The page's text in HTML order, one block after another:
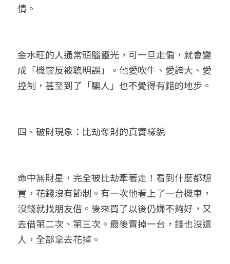
情。
金水旺的人通常頭腦靈光，可一旦走偏，就會變
成「機靈反被聰明誤」。他愛吹牛、愛誇大、愛
控制，甚至到了「騙人」也不覺得有錯的地步。
四、破財現象：比劫奪財的真實樣貌
命中無財星，完全被比劫牽著走！看到什麼都想
買，花錢沒有節制。有一次他看上了一台機車，
沒錢就找朋友借。後來買了以後仍嫌不夠好，又
去借第二次、第三次。最後賣掉一台，錢也沒還
人，全部拿去花掉。